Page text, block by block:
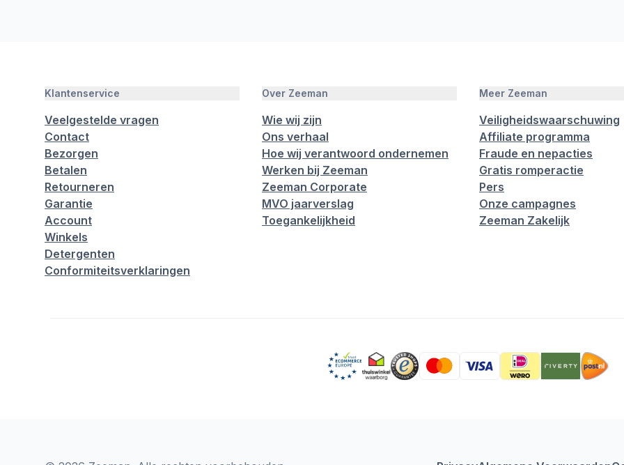
Klantenservice
Veelgestelde vragen
Contact
Bezorgen
Betalen
Retourneren
Garantie
Account
Winkels
Detergenten
Conformiteitsverklaringen
Over Zeeman
Wie wij zijn
Ons verhaal
Hoe wij verantwoord ondernemen
Werken bij Zeeman
Zeeman Corporate
MVO jaarverslag
Toegankelijkheid
Meer Zeeman
Veiligheidswaarschuwing
Affiliate programma
Fraude en nepacties
Gratis romperactie
Pers
Onze campagnes
Zeeman Zakelijk